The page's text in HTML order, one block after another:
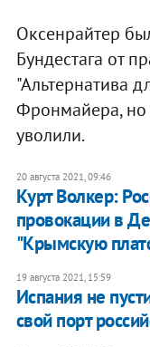
Оксенрайтер
Бундестага от
"Альтернатива
Фронмайера, но
уволили.
20 августа 2021, 09:46
Курт Волкер:
провокации в
"Крымскую
19 августа 2021, 15:59
Испания не
свой порт